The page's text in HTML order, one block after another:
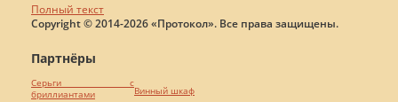
Полный текст
Copyright © 2014-2026 «Протокол». Все права защищены.
Партнёры
Серьги с
бриллиантами
Винный шкаф